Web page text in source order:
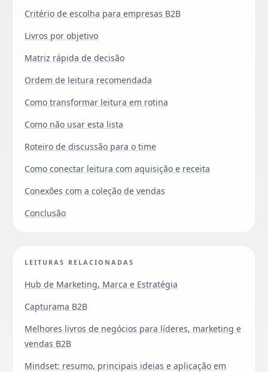
Critério de escolha para empresas B2B
Livros por objetivo
Matriz rápida de decisão
Ordem de leitura recomendada
Como transformar leitura em rotina
Como não usar esta lista
Roteiro de discussão para o time
Como conectar leitura com aquisição e receita
Conexões com a coleção de vendas
Conclusão
LEITURAS RELACIONADAS
Hub de Marketing, Marca e Estratégia
Capturama B2B
Melhores livros de negócios para líderes, marketing e
vendas B2B
Mindset: resumo, principais ideias e aplicação em